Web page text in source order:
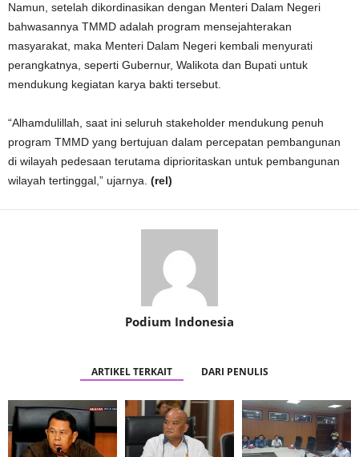
Namun, setelah dikordinasikan dengan Menteri Dalam Negeri
bahwasannya TMMD adalah program mensejahterakan
masyarakat, maka Menteri Dalam Negeri kembali menyurati
perangkatnya, seperti Gubernur, Walikota dan Bupati untuk
mendukung kegiatan karya bakti tersebut.
“Alhamdulillah, saat ini seluruh stakeholder mendukung penuh
program TMMD yang bertujuan dalam percepatan pembangunan
di wilayah pedesaan terutama diprioritaskan untuk pembangunan
wilayah tertinggal,” ujarnya. (rel)
Podium Indonesia
ARTIKEL TERKAIT DARI PENULIS